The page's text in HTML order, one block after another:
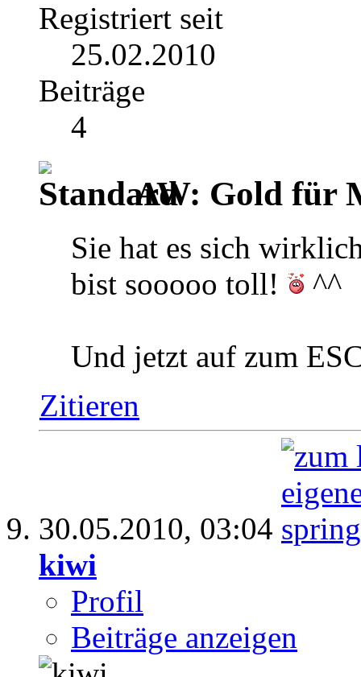
Registriert seit
25.02.2010
Beiträge
4
AW: Gold für
Sie hat es sich
bist sooooo toll!
^^
Und jetzt auf zum
Zitieren
30.05.2010, 03:04
kiwi
Profil
Beiträge anzeigen